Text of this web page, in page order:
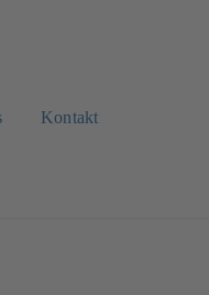
Kontakt